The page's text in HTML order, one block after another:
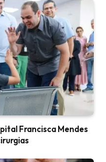
Francisca Mendes